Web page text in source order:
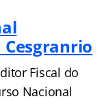
Fiscal do
Nacional